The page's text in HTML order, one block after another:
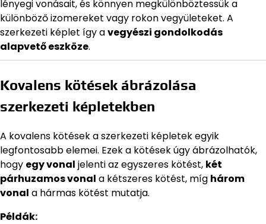
lényegi vonásait, és könnyen megkülönböztessük a
különböző izomereket vagy rokon vegyületeket. A
szerkezeti képlet így avegyészi gondolkodás
alapvető eszköze.
Kovalens kötések ábrázolása
szerkezeti képletekben
A kovalens kötések a szerkezeti képletek egyik
legfontosabb elemei. Ezek a kötések úgy ábrázolhatók,
hogy egy vonal jelenti az egyszeres kötést, két
párhuzamos vonal a kétszeres kötést, míg három
vonal a hármas kötést mutatja.
Példák: